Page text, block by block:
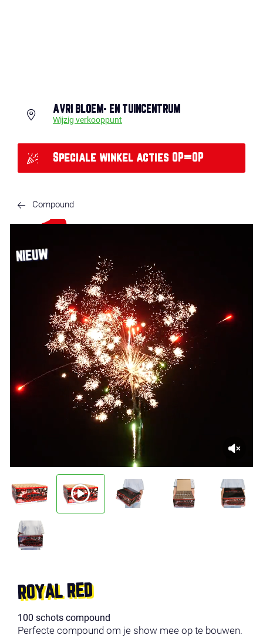
AVRI BLOEM- EN TUINCENTRUM
Wijzig verkooppunt
Speciale winkel acties OP=OP
Compound
NIEUW
ROYAL RED
100 schots compound
Perfecte compound om je show mee op te bouwen.